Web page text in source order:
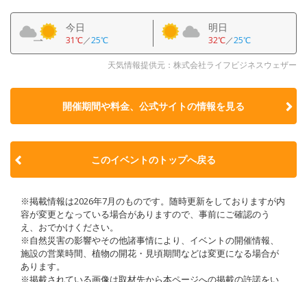
今日
31℃／25℃
明日
32℃／25℃
天気情報提供元：株式会社ライフビジネスウェザー
開催期間や料金、公式サイトの情報を見る
このイベントのトップへ戻る
※掲載情報は2026年7月のものです。随時更新をしておりますが内
容が変更となっている場合がありますので、事前にご確認のう
え、おでかけください。
※自然災害の影響やその他諸事情により、イベントの開催情報、
施設の営業時間、植物の開花・見頃期間などは変更になる場合が
あります。
※掲載されている画像は取材先から本ページへの掲載の許諾をい